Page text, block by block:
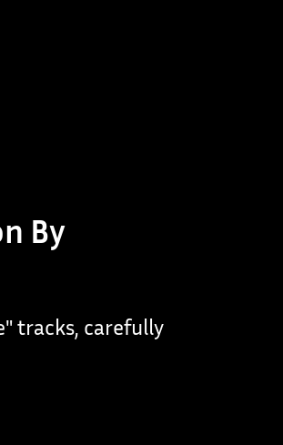
By
tracks, carefully